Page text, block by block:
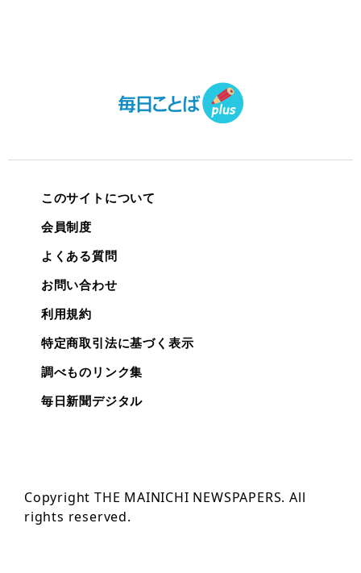
このサイトについて
会員制度
よくある質問
お問い合わせ
利用規約
特定商取引法に基づく表示
調べものリンク集
毎日新聞デジタル
Copyright THE MAINICHI NEWSPAPERS. All
rights reserved.